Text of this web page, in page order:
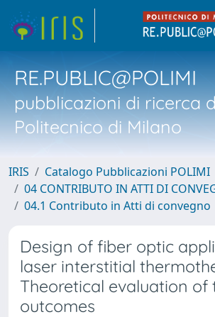
RE.PUBLIC@POLIMI
pubblicazioni di ricerca
Politecnico di Milano
IRIS
Catalogo Pubblicazioni POLIMI
04 CONTRIBUTO IN ATTI DI
04.1 Contributo in Atti di convegno
Design of fiber optic
laser interstitial
Theoretical evaluation of
outcomes